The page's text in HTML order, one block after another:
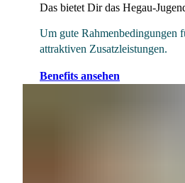
Das bietet Dir das Hegau-
Um gute Rahmenbedingungen
attraktiven Zusatzleistungen.
Benefits ansehen